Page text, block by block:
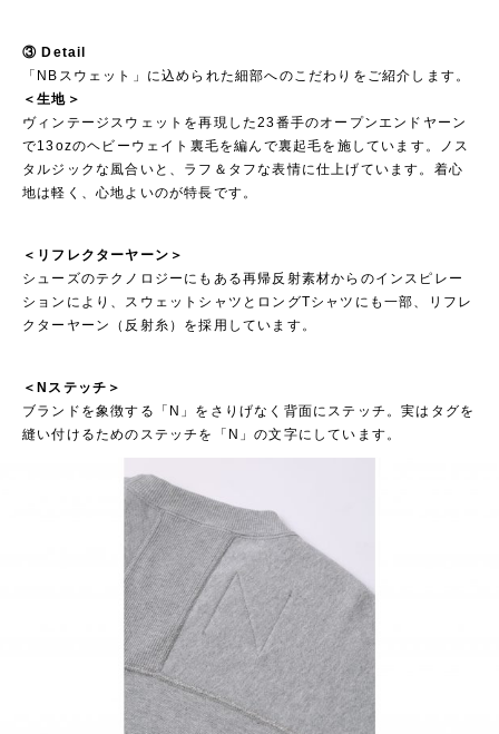
③ Detail
「NBスウェット」に込められた細部へのこだわりをご紹介します。
＜生地＞
ヴィンテージスウェットを再現した23番手のオープンエンドヤーン
で13ozのヘビーウェイト裏毛を編んで裏起毛を施しています。ノス
タルジックな風合いと、ラフ＆タフな表情に仕上げています。着心
地は軽く、心地よいのが特長です。
＜リフレクターヤーン＞
シューズのテクノロジーにもある再帰反射素材からのインスピレー
ションにより、スウェットシャツとロングTシャツにも一部、リフレ
クターヤーン（反射糸）を採用しています。
＜Nステッチ＞
ブランドを象徴する「N」をさりげなく背面にステッチ。実はタグを
縫い付けるためのステッチを「N」の文字にしています。